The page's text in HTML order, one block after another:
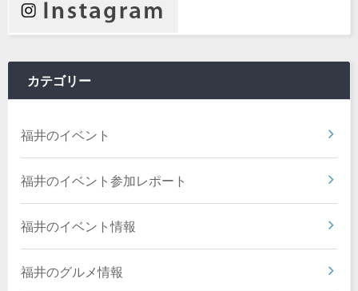
カテゴリー
福井のイベント
福井のイベント参加レポート
福井のイベント情報
福井のグルメ情報